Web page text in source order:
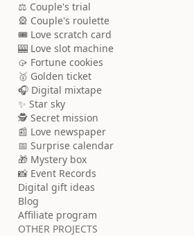
⚖️ Couple's trial
🎡 Couple's roulette
🎟️ Love scratch card
🎰 Love slot machine
🥠 Fortune cookies
🥇 Golden ticket
🎧 Digital mixtape
✨ Star sky
🕵️ Secret mission
📰 Love newspaper
📅 Surprise calendar
🎁 Mystery box
📸 Event Records
Digital gift ideas
Blog
Affiliate program
OTHER PROJECTS